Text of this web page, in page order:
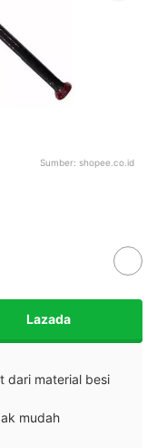
Sumber: shopee.co.id
Lazada
dari material besi
mudah